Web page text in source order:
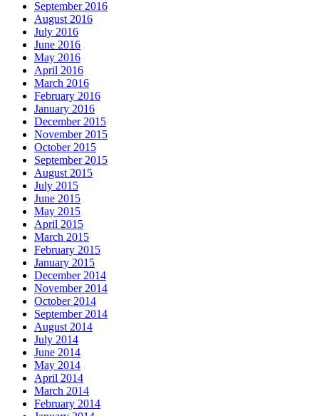
September 2016
August 2016
July 2016
June 2016
May 2016
April 2016
March 2016
February 2016
January 2016
December 2015
November 2015
October 2015
September 2015
August 2015
July 2015
June 2015
May 2015
April 2015
March 2015
February 2015
January 2015
December 2014
November 2014
October 2014
September 2014
August 2014
July 2014
June 2014
May 2014
April 2014
March 2014
February 2014